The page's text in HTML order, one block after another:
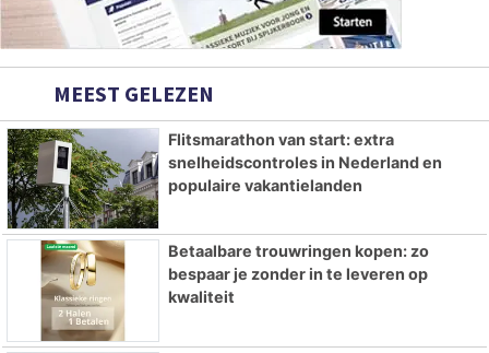
MEEST GELEZEN
Flitsmarathon van start: extra
snelheidscontroles in Nederland en
populaire vakantielanden
Betaalbare trouwringen kopen: zo
bespaar je zonder in te leveren op
kwaliteit